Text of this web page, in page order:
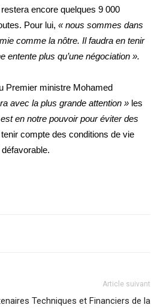
encore quelques 9 000
Pour lui, « nous sommes dans
comme la nôtre. Il faudra en tenir
entente plus qu’une négociation ».
Premier ministre Mohamed
avec la plus grande attention » les
en notre pouvoir pour éviter des
compte des conditions de vie
Article suivant
Techniques et Financiers de la